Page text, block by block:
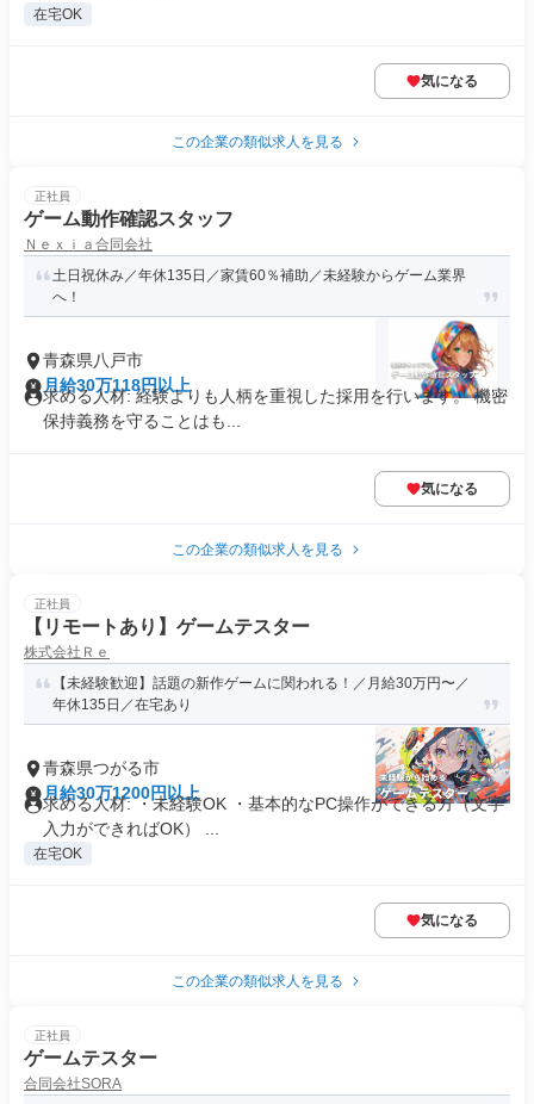
在宅OK
気になる
この企業の類似求人を見る
正社員
ゲーム動作確認スタッフ
Ｎｅｘｉａ合同会社
土日祝休み／年休135日／家賃60％補助／未経験からゲーム業界
へ！
青森県八戸市
月給30万118円以上
求める人材: 経験よりも人柄を重視した採用を行います。 機密
保持義務を守ることはも...
気になる
この企業の類似求人を見る
正社員
【リモートあり】ゲームテスター
株式会社Ｒｅ
【未経験歓迎】話題の新作ゲームに関われる！／月給30万円〜／
年休135日／在宅あり
青森県つがる市
月給30万1200円以上
求める人材: ・未経験OK ・基本的なPC操作ができる方（文字
入力ができればOK） ...
在宅OK
気になる
この企業の類似求人を見る
正社員
ゲームテスター
合同会社SORA